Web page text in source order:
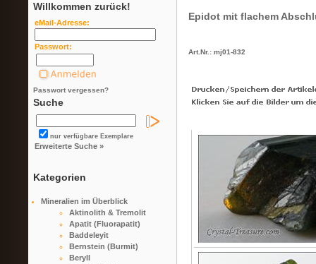
Willkommen zurück!
eMail-Adresse:
Passwort:
Passwort vergessen?
Suche
nur verfügbare Exemplare
Erweiterte Suche »
Kategorien
Mineralien im Überblick
Aktinolith & Tremolit
Apatit (Fluorapatit)
Baddeleyit
Bernstein (Burmit)
Beryll
Epidot mit flachem
Art.Nr.: mj01-832